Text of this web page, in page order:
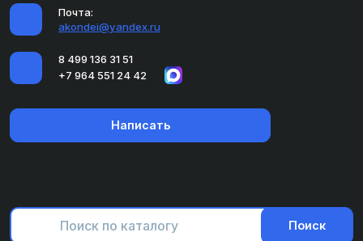
Почта:
akondei@yandex.ru
8 499 136 31 51
+7 964 551 24 42
Написать
Поиск